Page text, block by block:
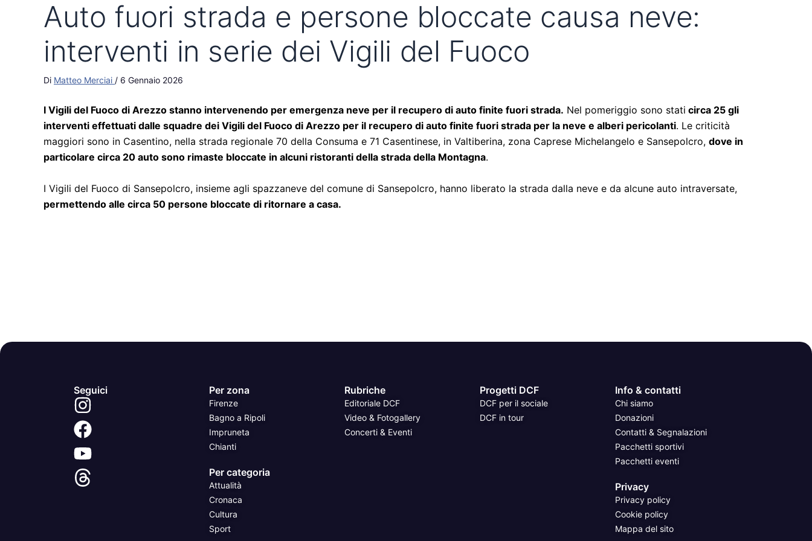
Auto fuori strada e persone bloccate causa neve:
interventi in serie dei Vigili del Fuoco
Di Matteo Merciai / 6 Gennaio 2026
I Vigili del Fuoco di Arezzo stanno intervenendo per emergenza neve per il recupero di auto finite fuori strada. Nel pomeriggio sono stati circa 25 gli
interventi effettuati dalle squadre dei Vigili del Fuoco di Arezzo per il recupero di auto finite fuori strada per la neve e alberi pericolanti. Le criticità
maggiori sono in Casentino, nella strada regionale 70 della Consuma e 71 Casentinese, in Valtiberina, zona Caprese Michelangelo e Sansepolcro, dove in
particolare circa 20 auto sono rimaste bloccate in alcuni ristoranti della strada della Montagna.
I Vigili del Fuoco di Sansepolcro, insieme agli spazzaneve del comune di Sansepolcro, hanno liberato la strada dalla neve e da alcune auto intraversate,
permettendo alle circa 50 persone bloccate di ritornare a casa.
Seguici Per zona
Firenze
Bagno a Ripoli
Impruneta
Chianti
Per categoria
Attualità
Cronaca
Cultura
Sport
Rubriche
Editoriale DCF
Video & Fotogallery
Concerti & Eventi
Progetti DCF
DCF per il sociale
DCF in tour
Info & contatti
Chi siamo
Donazioni
Contatti & Segnalazioni
Pacchetti sportivi
Pacchetti eventi
Privacy
Privacy policy
Cookie policy
Mappa del sito